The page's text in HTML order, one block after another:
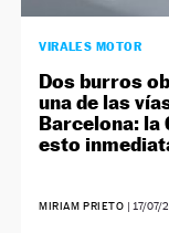
VIRALES MOTOR
Dos burros
una de las
Barcelona: la
esto
MIRIAM PRIETO | 17/07/